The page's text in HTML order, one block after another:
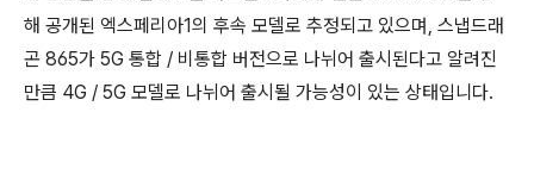
해 공개된 엑스페리아1의 후속 모델로 추정되고 있으며, 스냅드래
곤 865가 5G 통합 / 비통합 버전으로 나뉘어 출시된다고 알려진
만큼 4G / 5G 모델로 나뉘어 출시될 가능성이 있는 상태입니다.